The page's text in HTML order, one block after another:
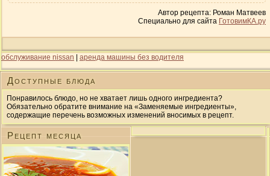
Автор рецепта: Роман Матвеев
Специально для сайта ГотовимКА.ру
обслуживание nissan аренда машины без водителя
Доступные блюда
Понравилось блюдо, но не хватает лишь одного ингредиента?
Обязательно обратите внимание на «Заменяемые ингредиенты»,
содержащие перечень возможных изменений вносимых в рецепт.
Рецепт месяца